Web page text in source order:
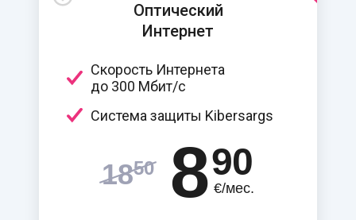
Оптический
Интернет
Скорость Интернета
до 300 Мбит/c
Система защиты Kibersargs
1850 890
€/мес.